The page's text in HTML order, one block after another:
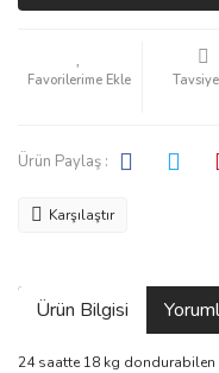
Ürün Paylaş :
Karşılaştır
Ürün Bilgisi
24 saatte 18 kg